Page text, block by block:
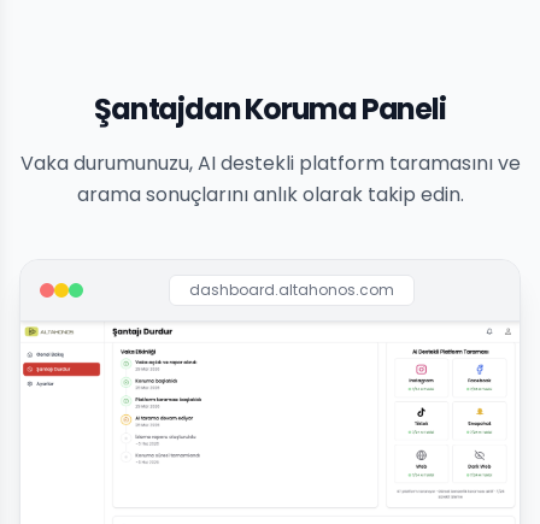
Şantajdan Koruma Paneli
Vaka durumunuzu, AI destekli platform taramasını ve
arama sonuçlarını anlık olarak takip edin.
dashboard.altahonos.com